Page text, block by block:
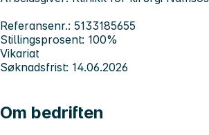
Referansenr.: 5133185655
Stillingsprosent: 100%
Vikariat
Søknadsfrist: 14.06.2026
Om bedriften